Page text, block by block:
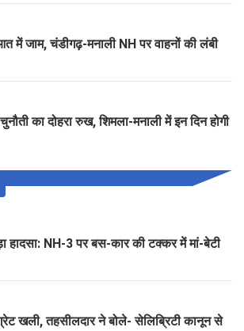
में जाम, चंडीगढ़-मनाली NH पर वाहनों की लंबी
का दोहरा रुख, शिमला-मनाली में इन दिन होगी
हादसा: NH-3 पर बस-कार की टक्कर में मां-बेटी
खली, तहसीलदार ने बोले- सेलिब्रिटी कानून से